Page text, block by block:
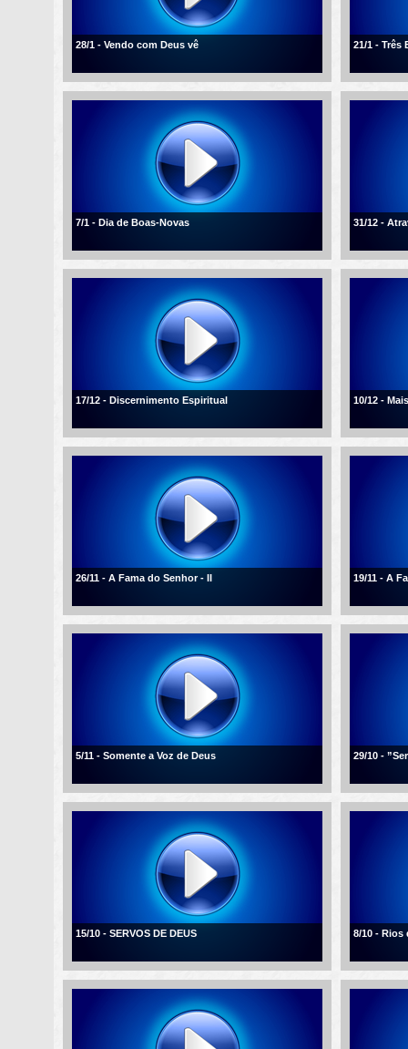
28/1 - Vendo com Deus vê 21/1 - Três
7/1 - Dia de Boas-Novas 31/12 -
17/12 - Discernimento Espiritual 10/12 -
26/11 - A Fama do Senhor - II 19/11 - A
5/11 - Somente a Voz de Deus 29/10 -
15/10 - SERVOS DE DEUS 8/10 - Rios